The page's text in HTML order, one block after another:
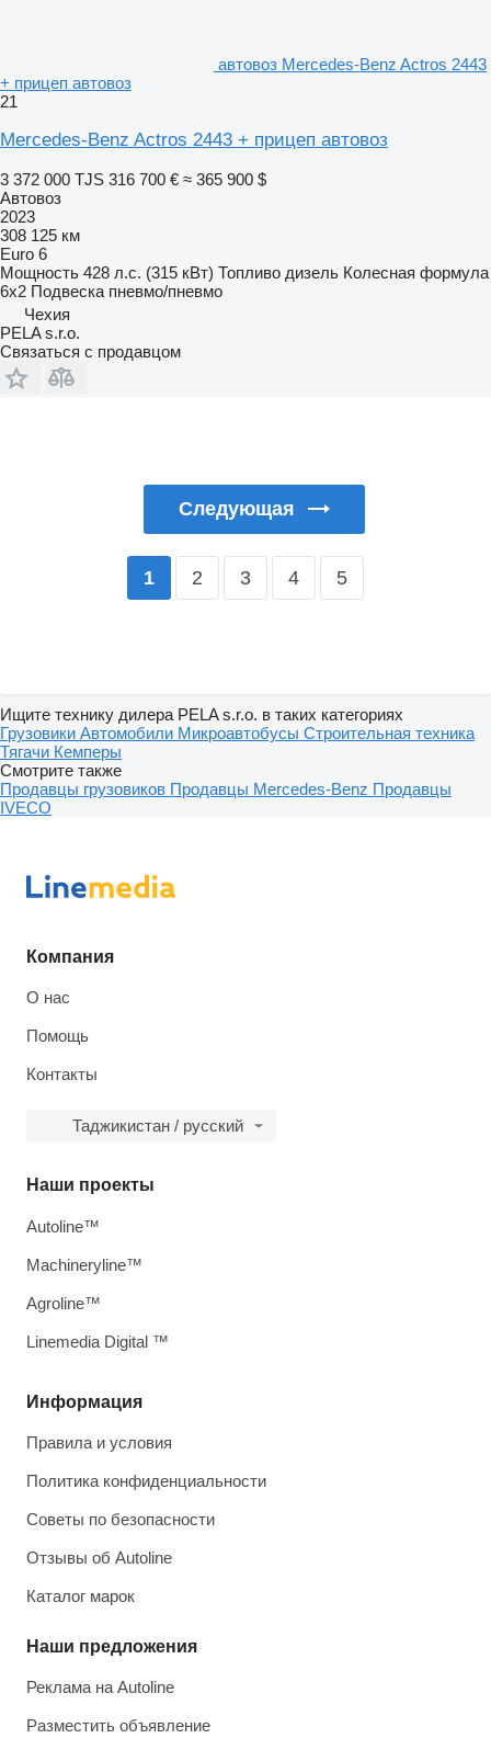
автовоз Mercedes-Benz Actros 2443
+ прицеп автовоз
21
Mercedes-Benz Actros 2443 + прицеп автовоз
3 372 000 TJS 316 700 € ≈ 365 900 $
Автовоз
2023
308 125 км
Euro 6
Мощность 428 л.с. (315 кВт) Топливо дизель Колесная формула
6x2 Подвеска пневмо/пневмо
Чехия
PELA s.r.o.
Связаться с продавцом
Следующая
1 2 3 4 5
Ищите технику дилера PELA s.r.o. в таких категориях
Грузовики Автомобили Микроавтобусы Строительная техника
Тягачи Кемперы
Смотрите также
Продавцы грузовиков Продавцы Mercedes-Benz Продавцы
IVECO
Компания
О нас
Помощь
Контакты
Таджикистан / русский
Информация
Правила и условия
Политика конфиденциальности
Советы по безопасности
Отзывы об Autoline
Каталог марок
Наши предложения
Реклама на Autoline
Разместить объявление
Наши проекты
Autoline™
Machineryline™
Agroline™
Linemedia Digital ™